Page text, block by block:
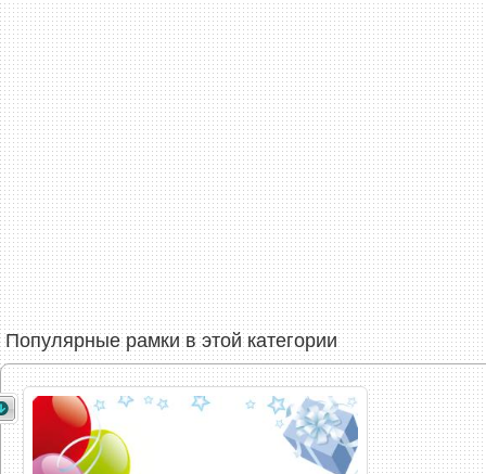
Популярные рамки в этой категории